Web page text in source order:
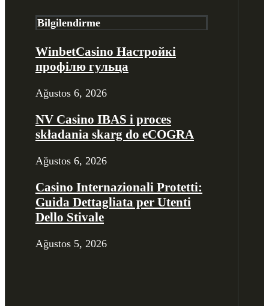
Bilgilendirme
WinbetCasino Настройкі
профілю гульца
Ağustos 6, 2026
NV Casino IBAS i proces
składania skarg do eCOGRA
Ağustos 6, 2026
Casino Internazionali Protetti:
Guida Dettagliata per Utenti
Dello Stivale
Ağustos 5, 2026